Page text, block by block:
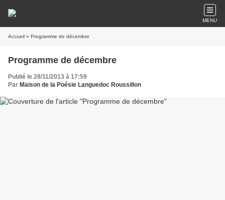
MENU
Accueil » Programme de décembre
Programme de décembre
Publié le 28/11/2013 à 17:59
Par Maison de la Poésie Languedoc Roussillon